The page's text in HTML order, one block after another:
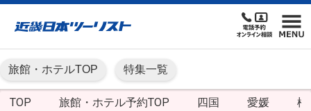
旅館・ホテルTOP 特集一覧
TOP 旅館・ホテル予約TOP 四国 愛媛